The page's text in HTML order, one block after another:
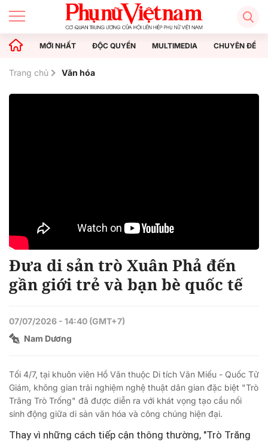
MỚI NHẤT ĐỘC QUYỀN MULTIMEDIA CHUYÊN ĐỀ
Trang chủ Văn hóa
Đưa di sản trò Xuân Phả đến
gần giới trẻ và bạn bè quốc tế
07/07/2026 - 14:40 (GMT+7)
Nam Dương
Tối 4/7, tại khuôn viên Hồ Văn thuộc Di tích Văn Miếu - Quốc Tử
Giám, không gian trải nghiệm nghệ thuật dân gian đặc biệt "Trò
Trăng Trò Trống" đã được diễn ra với khát vọng tạo cầu nối
sinh động giữa di sản văn hóa và công chúng hiện đại.
Thay vì những cách tiếp cận thông thường, "Trò Trăng